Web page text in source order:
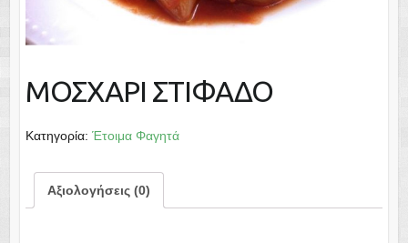
ΜΟΣΧΑΡΙ ΣΤΙΦΑΔΟ
Κατηγορία: Έτοιμα Φαγητά
Αξιολογήσεις (0)